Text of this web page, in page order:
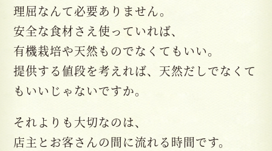
理屈なんて必要ありません。
安全な食材さえ使っていれば、
有機栽培や天然ものでなくてもいい。
提供する値段を考えれば、天然だしでなくて
もいいじゃないですか。
それよりも大切なのは、
店主とお客さんの間に流れる時間です。